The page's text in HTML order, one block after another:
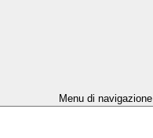
Menu di navigazione